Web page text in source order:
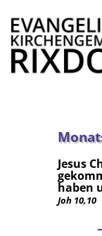
Jesus
haben
Joh 10,10